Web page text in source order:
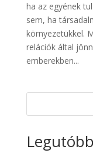
ha az egyének
sem, ha
környezetükkel.
relációk által
emberekben...